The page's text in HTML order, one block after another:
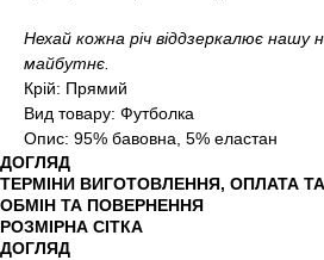
Нехай кожна річ віддзеркалює нашу
майбутнє.
Крій: Прямий
Вид товару: Футболка
Опис: 95% бавовна, 5% еластан
ДОГЛЯД
ТЕРМІНИ ВИГОТОВЛЕННЯ, ОПЛАТА
ОБМІН ТА ПОВЕРНЕННЯ
РОЗМІРНА СІТКА
ДОГЛЯД